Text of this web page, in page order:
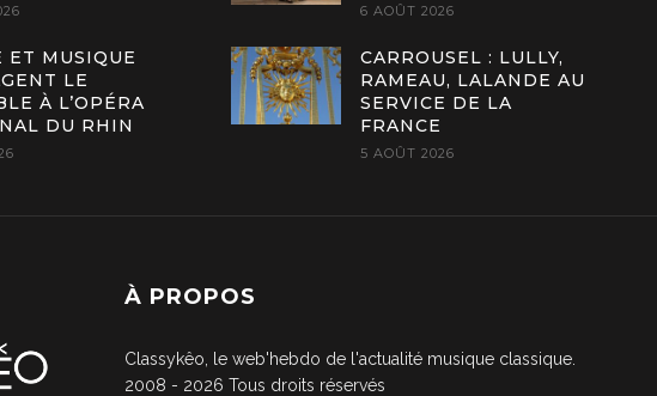
ET MUSIQUE
LE
À L’OPÉRA
DU RHIN
6 AOÛT 2026
CARROUSEL : LULLY,
RAMEAU, LALANDE AU
SERVICE DE LA
FRANCE
5 AOÛT 2026
À PROPOS
Classykêo, le web'hebdo de l'actualité musique classique.
2008 - 2026 Tous droits réservés